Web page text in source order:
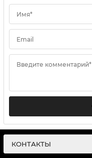
Имя*
Email
Введите комментарий*
КОНТАКТЫ